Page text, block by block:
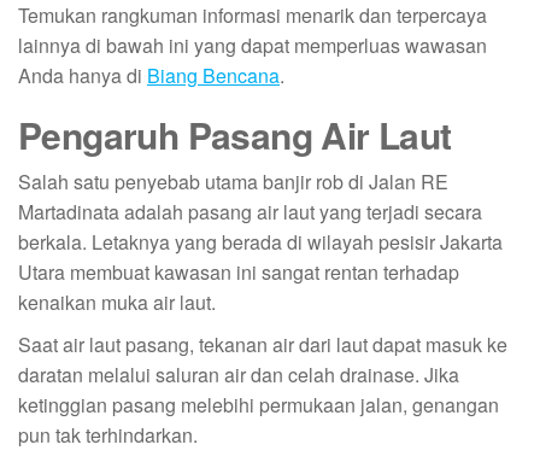
Temukan rangkuman informasi menarik dan terpercaya
lainnya di bawah ini yang dapat memperluas wawasan
Anda hanya di Biang Bencana.
Pengaruh Pasang Air Laut
Salah satu penyebab utama banjir rob di Jalan RE
Martadinata adalah pasang air laut yang terjadi secara
berkala. Letaknya yang berada di wilayah pesisir Jakarta
Utara membuat kawasan ini sangat rentan terhadap
kenaikan muka air laut.
Saat air laut pasang, tekanan air dari laut dapat masuk ke
daratan melalui saluran air dan celah drainase. Jika
ketinggian pasang melebihi permukaan jalan, genangan
pun tak terhindarkan.